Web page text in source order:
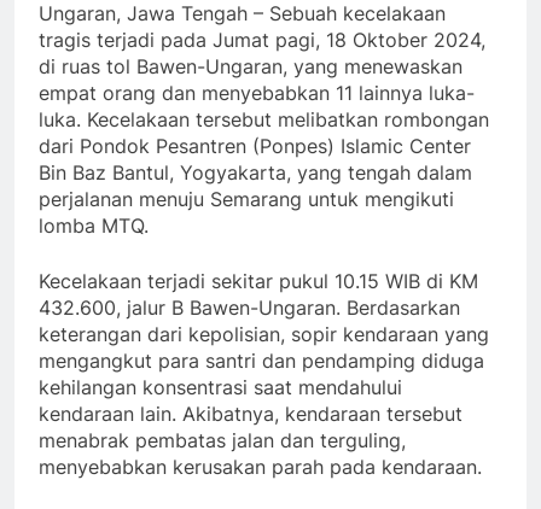
Ungaran, Jawa Tengah – Sebuah kecelakaan
tragis terjadi pada Jumat pagi, 18 Oktober 2024,
di ruas tol Bawen-Ungaran, yang menewaskan
empat orang dan menyebabkan 11 lainnya luka-
luka. Kecelakaan tersebut melibatkan rombongan
dari Pondok Pesantren (Ponpes) Islamic Center
Bin Baz Bantul, Yogyakarta, yang tengah dalam
perjalanan menuju Semarang untuk mengikuti
lomba MTQ.
Kecelakaan terjadi sekitar pukul 10.15 WIB di KM
432.600, jalur B Bawen-Ungaran. Berdasarkan
keterangan dari kepolisian, sopir kendaraan yang
mengangkut para santri dan pendamping diduga
kehilangan konsentrasi saat mendahului
kendaraan lain. Akibatnya, kendaraan tersebut
menabrak pembatas jalan dan terguling,
menyebabkan kerusakan parah pada kendaraan.